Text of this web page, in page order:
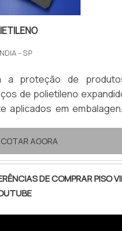
- SP
a proteção de
de polietileno
aplicados em
calços é o EPE
cujas
ao armazenamento
produtos delicados.A
as propriedades dos
COTAR AGORA
DE COMPRAR PISO